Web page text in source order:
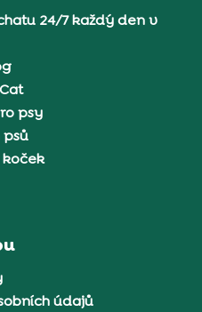
24/7 každý den v
psy
psů
koček
údajů